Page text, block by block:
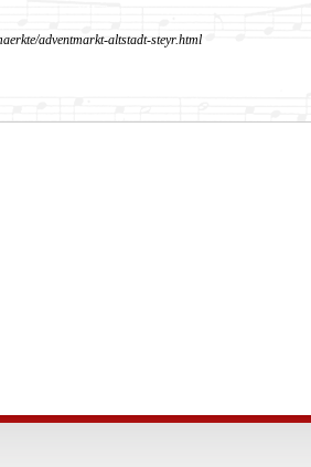
adventmarkt-altstadt-steyr.html